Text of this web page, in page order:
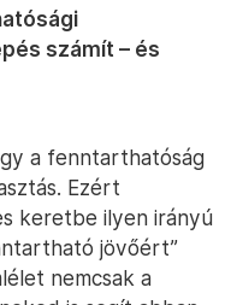
számít – és
a fenntarthatóság
Ezért
keretbe ilyen irányú
jövőért”
nemcsak a